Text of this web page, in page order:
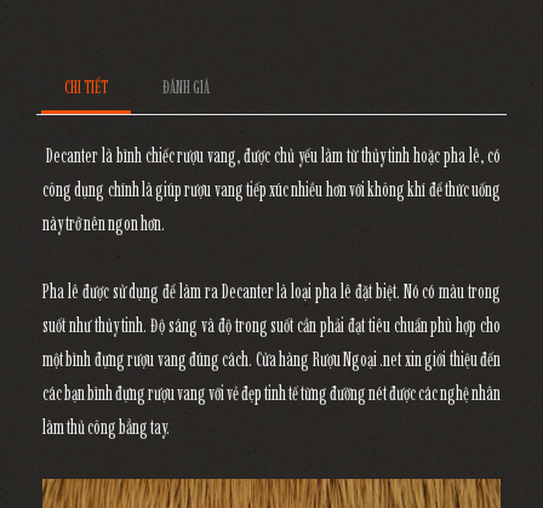
CHI TIẾT ĐÁNH GIÁ
Decanter là bình chiếc rượu vang, được chủ yếu làm từ thủy tinh hoặc pha lê, có
công dụng chính là giúp rượu vang tiếp xúc nhiều hơn với không khí để thức uống
này trở nên ngon hơn.
Pha lê được sử dụng để làm ra Decanter là loại pha lê đặt biệt. Nó có màu trong
suốt như thủy tinh. Độ sáng và độ trong suốt cần phải đạt tiêu chuẩn phù hợp cho
một bình đựng rượu vang đúng cách. Cửa hàng Rượu Ngoại .net xin giới thiệu đến
các bạn bình đựng rượu vang với vẻ đẹp tinh tế từng đường nét được các nghệ nhân
làm thủ công bẳng tay.